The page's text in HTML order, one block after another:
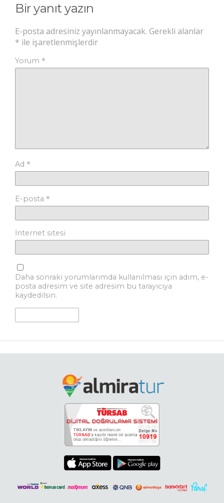
Bir yanıt yazın
E-posta adresiniz yayınlanmayacak. Gerekli alanlar
* ile işaretlenmişlerdir
Yorum *
Ad *
E-posta *
İnternet sitesi
Daha sonraki yorumlarımda kullanılması için adım, e-
posta adresim ve site adresim bu tarayıcıya
kaydedilsin.